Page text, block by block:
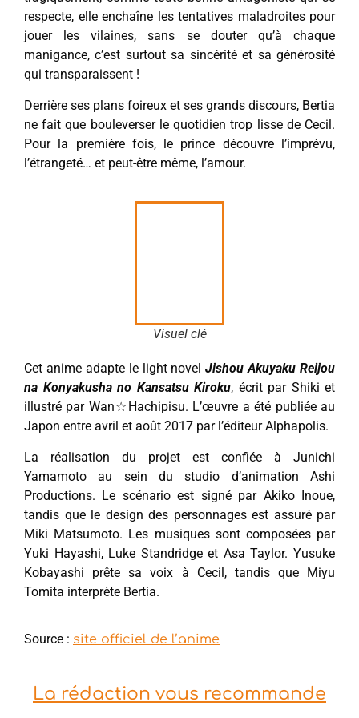
respecte, elle enchaîne les tentatives maladroites pour
jouer les vilaines, sans se douter qu’à chaque
manigance, c’est surtout sa sincérité et sa générosité
qui transparaissent !
Derrière ses plans foireux et ses grands discours, Bertia
ne fait que bouleverser le quotidien trop lisse de Cecil.
Pour la première fois, le prince découvre l’imprévu,
l’étrangeté… et peut-être même, l’amour.
Visuel clé
Cet anime adapte le light novelJishou Akuyaku Reijou
na Konyakusha no Kansatsu Kiroku, écrit par Shiki et
illustré par Wan☆Hachipisu. L’œuvre a été publiée au
Japon entre avril et août 2017 par l’éditeur Alphapolis.
La réalisation du projet est confiée à Junichi
Yamamoto au sein du studio d’animation Ashi
Productions. Le scénario est signé par Akiko Inoue,
tandis que le design des personnages est assuré par
Miki Matsumoto. Les musiques sont composées par
Yuki Hayashi, Luke Standridge et Asa Taylor. Yusuke
Kobayashi prête sa voix à Cecil, tandis que Miyu
Tomita interprète Bertia.
Source : site officiel de l’anime
La rédaction vous recommande